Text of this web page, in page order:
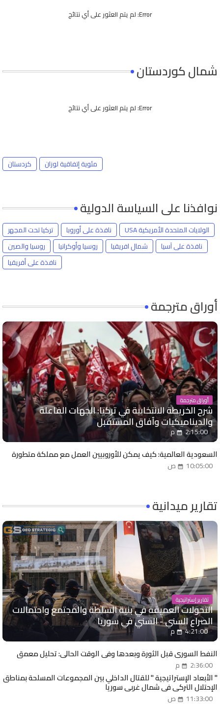
Error: لم يتم العثور على أي نتائج
شمال كوردستان
Error: لم يتم العثور على أي نتائج
كردستان مئوية إتفاقية لوزان
نوافذنا على السياسة الدولية
تركيا تحت المجهر نافذة على أوروبا
الولايات المتحدة الأمريكية USA
روسيا والصين
روسيا وأوكرانيا شمال افريقيا
نافذة على آسيا
نافذة على أفريقيا
أوراق مترجمة
أوراق مترجمة
شرح الخريطة الانتخابية في تركيا: الجهات الفاعلة
والديناميكيات وآفاق المستقبل
2:15:00 م
السعودية العالمية: كيف يمكن للأوروبيين العمل مع مملكة متطورة
10:05:00 ص
تقارير ميدانية
تقارير إستراتيجية
التحولات العميقة في بنية السلطة والمجتمع واحتمالات
الصراع السني - السني في سوريا
4:21:00 م
النفط السوري قبل الثورة وبعدها وفي الوقت الحالي: تحليل معمق
2:36:00 م
" الأبعاد الإستراتيجية " للقتال الداخلي بين المجموعات المسلحة بمناطق
الإحتلال التركي في شمال غربي سوريا
11:33:00 ص